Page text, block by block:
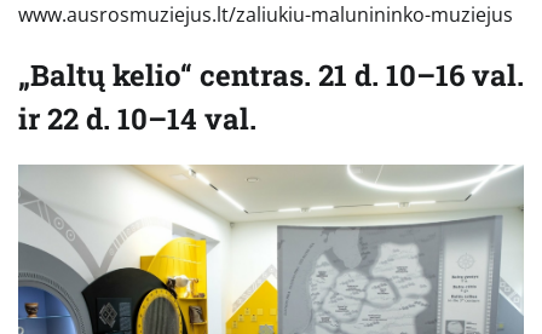
www.ausrosmuziejus.lt/zaliukiu-malunininko-muziejus
„Baltų kelio“ centras. 21 d. 10–16 val.
ir 22 d. 10–14 val.